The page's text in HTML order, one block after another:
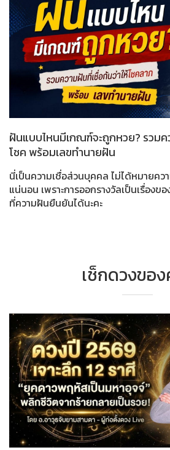
ฝันแบบไหนมีเกณฑ์จะถูกหวย? รวมค
โชค พร้อมเลขทำนายฝัน
นี่เป็นความเชื่อส่วนบุคคล ไม่ได้หมายคว
แน่นอน เพราะการออกรางวัลเป็นเรื่องข
ที่ความฝันยืนยันได้นะคะ
เช็กดวงขอ